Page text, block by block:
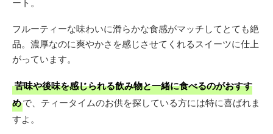
フルーティーな味わいに滑らかな食感がマッチしてとても絶
品。濃厚なのに爽やかさを感じさせてくれるスイーツに仕上
がっています。
苦味や後味を感じられる飲み物と一緒に食べるのがおすす
めで、ティータイムのお供を探している方には特に喜ばれま
すよ。